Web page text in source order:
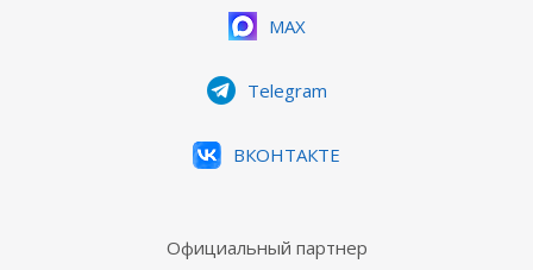
MAX
Telegram
ВКОНТАКТЕ
Официальный партнер